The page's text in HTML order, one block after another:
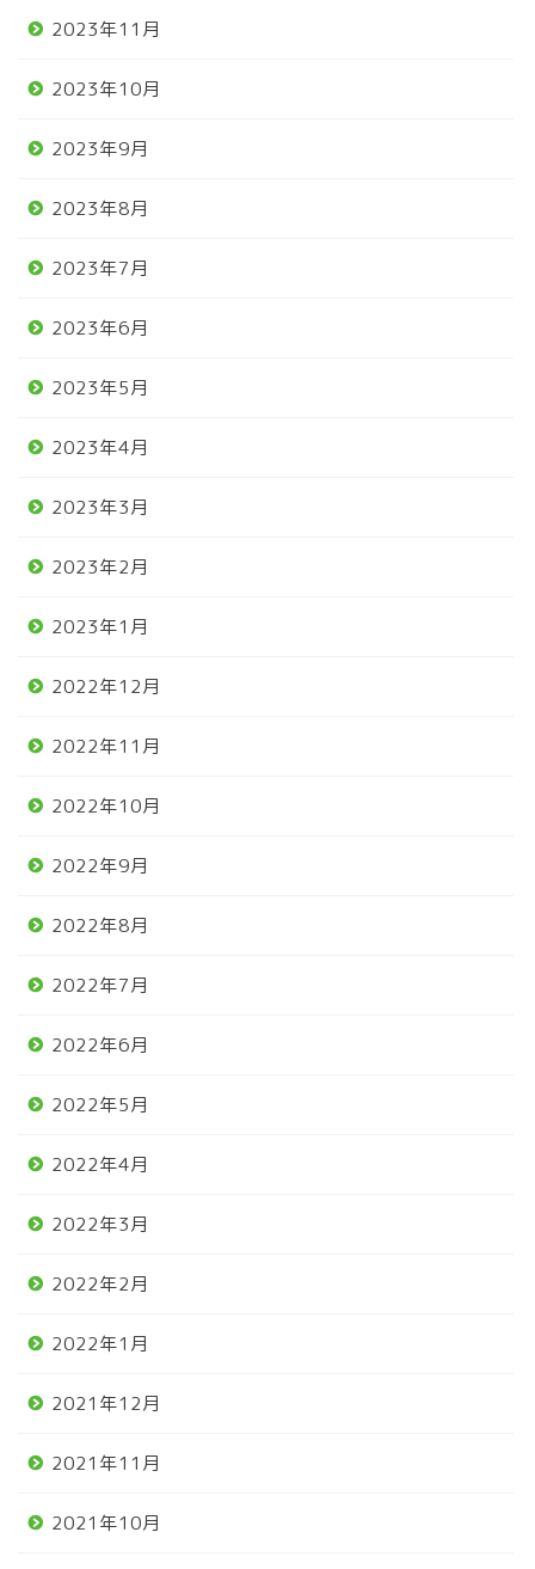
2023年11月
2023年10月
2023年9月
2023年8月
2023年7月
2023年6月
2023年5月
2023年4月
2023年3月
2023年2月
2023年1月
2022年12月
2022年11月
2022年10月
2022年9月
2022年8月
2022年7月
2022年6月
2022年5月
2022年4月
2022年3月
2022年2月
2022年1月
2021年12月
2021年11月
2021年10月